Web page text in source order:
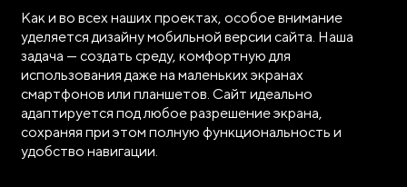
Как и во всех наших проектах, особое внимание
уделяется дизайну мобильной версии сайта. Наша
задача — создать среду, комфортную для
использования даже на маленьких экранах
смартфонов или планшетов. Сайт идеально
адаптируется под любое разрешение экрана,
сохраняя при этом полную функциональность и
удобство навигации.